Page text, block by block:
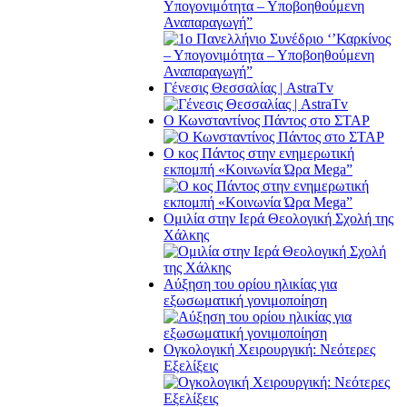
Υπογονιμότητα – Υποβοηθούμενη
Αναπαραγωγή”
Γένεσις Θεσσαλίας | AstraTv
O Κωνσταντίνος Πάντος στο ΣΤΑΡ
O κος Πάντος στην ενημερωτική
εκπομπή «Κοινωνία Ώρα Μega”
Ομιλία στην Ιερά Θεολογική Σχολή της
Χάλκης
Αύξηση του ορίου ηλικίας για
εξωσωματική γονιμοποίηση
Ογκολογική Χειρουργική: Νεότερες
Εξελίξεις